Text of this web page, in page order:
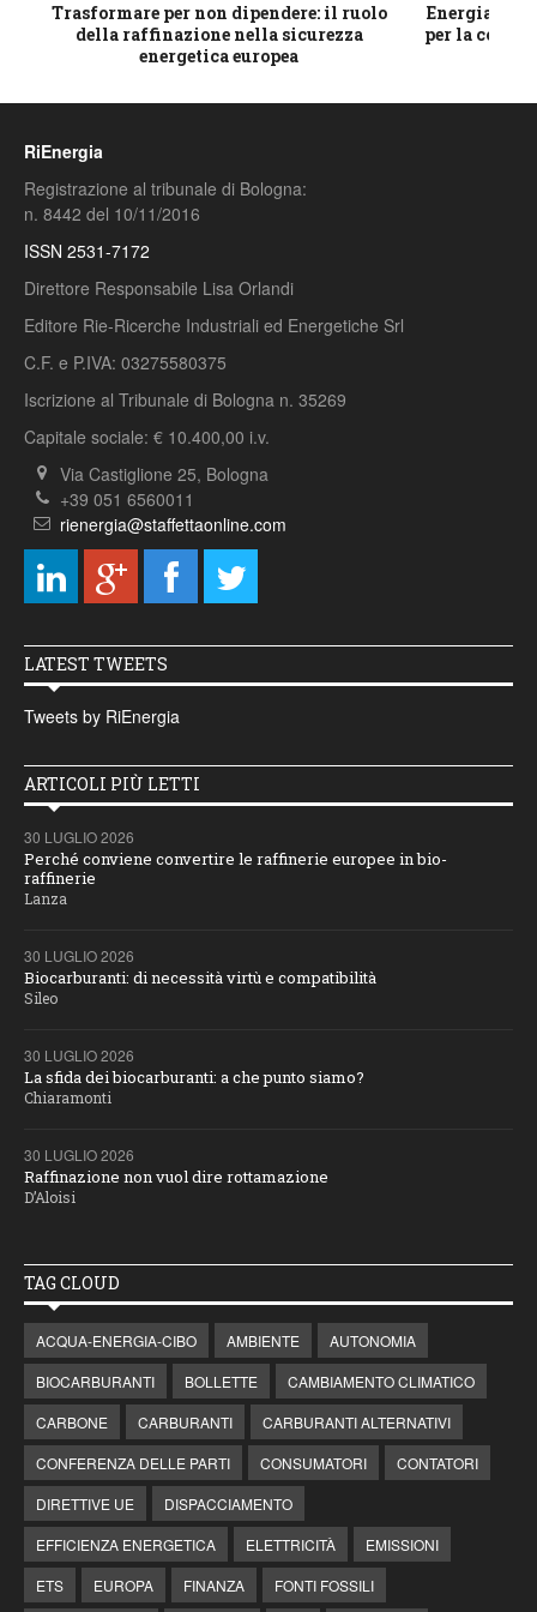
Trasformare per non dipendere: il ruolo
della raffinazione nella sicurezza
energetica europea
Energia e
per la
RiEnergia
Registrazione al tribunale di Bologna:
n. 8442 del 10/11/2016
ISSN 2531-7172
Direttore Responsabile Lisa Orlandi
Editore Rie-Ricerche Industriali ed Energetiche Srl
C.F. e P.IVA: 03275580375
Iscrizione al Tribunale di Bologna n. 35269
Capitale sociale: € 10.400,00 i.v.
Via Castiglione 25, Bologna
+39 051 6560011
rienergia@staffettaonline.com
LATEST TWEETS
Tweets by RiEnergia
ARTICOLI PIÙ LETTI
30 LUGLIO 2026
Perché conviene convertire le raffinerie europee in bio-
raffinerie
Lanza
30 LUGLIO 2026
Biocarburanti: di necessità virtù e compatibilità
Sileo
30 LUGLIO 2026
La sfida dei biocarburanti: a che punto siamo?
Chiaramonti
30 LUGLIO 2026
Raffinazione non vuol dire rottamazione
D’Aloisi
TAG CLOUD
ACQUA-ENERGIA-CIBO AMBIENTE
AUTONOMIA
BIOCARBURANTI
BOLLETTE
CAMBIAMENTO CLIMATICO
CARBONE
CARBURANTI
CARBURANTI ALTERNATIVI
CONFERENZA DELLE PARTI
CONSUMATORI
CONTATORI
DIRETTIVE UE
DISPACCIAMENTO
EFFICIENZA ENERGETICA
ELETTRICITÀ
EMISSIONI
ETS
EUROPA FINANZA FONTI FOSSILI